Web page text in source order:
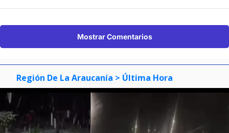
Mostrar Comentarios
Región De La Araucanía > Última Hora